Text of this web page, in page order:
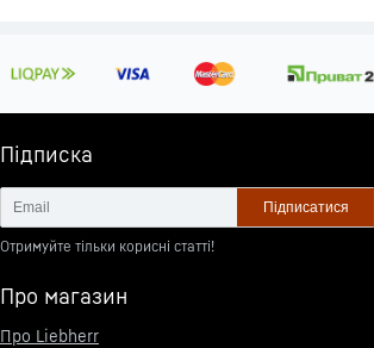
Підписка
Підписатися
Отримуйте тільки корисні статті!
Про магазин
Про Liebherr